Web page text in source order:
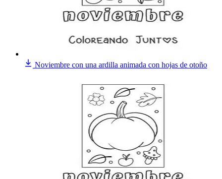
Noviembre con una ardilla animada con hojas de otoño